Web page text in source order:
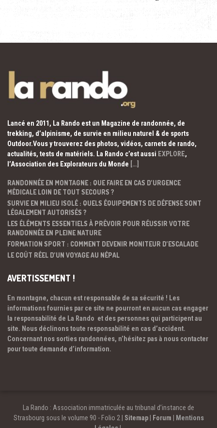
Lancé en 2011, La Rando est un Magazine de randonnée, de
trekking, d’alpinisme, de survie en milieu naturel & de sports
Outdoor.Vous y trouverez des photos, vidéos, carnets de rando,
actualités, tests de matériels. La Rando c’est aussi EXPLORE,
l’Association des Explorateurs du Monde […]
RANDONNÉE EN MONTAGNE : QUE FAIRE EN CAS D’URGENCE
MÉDICALE LOIN DE TOUT SECOURS ?
SURVIE EN MILIEU ISOLÉ : QUELS ÉQUIPEMENTS DE DÉFENSE SONT
LÉGALEMENT AUTORISÉS ?
LES ÉLÉMENTS ESSENTIELS À PRÉVOIR POUR RÉUSSIR VOTRE
RANDONNÉE EN PLEINE NATURE
FORMATION SPORT : COMMENT DEVENIR MONITEUR D’ESCALADE
LE COÛT RÉEL D’UN VOYAGE AU NÉPAL
AVERTISSEMENT !
En montagne, chacun est responsable de sa sécurité ! Les
informations fournies par ce site ne pourront en aucun cas engager
la responsabilité de La Rando et des personnes qui participent au
site. Nous déclinons toute responsabilité en cas d’accident.
Concernant nos sorties randonnées, n’hésitez pas à nous contacter
pour toute demande d’information.
La Rando : Association immatriculée au tribunal d’instance de
Strasbourg sous le volume 90 - Folio 2 | Sitemap| Forum
Mentions